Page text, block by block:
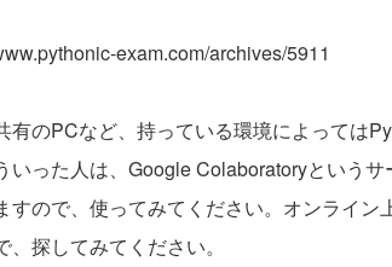
exam.com/archives/5911
有のPCなど、持っている環境によっては
いった人は、Google Colaboratoryという
すので、使ってみてください。オンライ
、探してみてください。